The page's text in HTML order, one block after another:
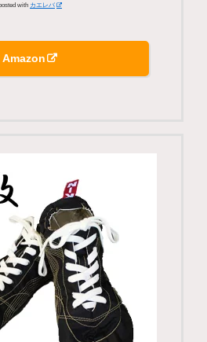
with カエレバ
Amazon